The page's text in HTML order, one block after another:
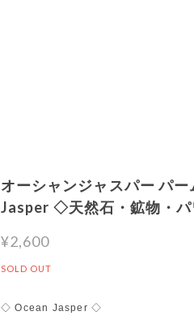
オーシャンジャスパー パ
Jasper ◇天然石・鉱物・パ
¥2,600
SOLD OUT
◇ Ocean Jasper ◇